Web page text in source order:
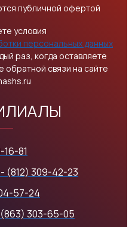
публичной офертой
условия
персональных данных
раз, когда оставляете
связи на сайте
81
(812) 309-42-23
57-24
303-65-05